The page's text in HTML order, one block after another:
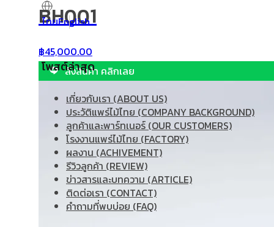
English
ไทย
โพสต์ล่าสุด
เกี่ยวกับเรา (ABOUT US)
ประวัติแพร่ไม้ไทย (COMPANY BACKGROUND)
ลูกค้าและพาร์ทเนอร์ (OUR CUSTOMERS)
โรงงานแพร่ไม้ไทย (FACTORY)
ผลงาน (ACHIVEMENT)
รีวิวลูกค้า (REVIEW)
ข่าวสารและบทความ (ARTICLE)
ติดต่อเรา (CONTACT)
คำถามที่พบบ่อย (FAQ)
BH001
฿45,000.00
สั่งสินค้า คลิกเลย